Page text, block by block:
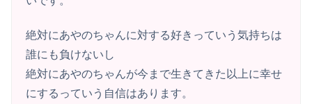
絶対にあやのちゃんに対する好きっていう気持ちは
誰にも負けないし
絶対にあやのちゃんが今まで生きてきた以上に幸せ
にするっていう自信はあります。